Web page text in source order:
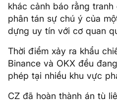
khác cảnh báo rằng
phân tán sự chú ý của
dựng uy tín với cơ quan
Thời điểm xảy ra khẩu
Binance và OKX đều
phép tại nhiều khu vực
CZ đã hoàn thành án tù